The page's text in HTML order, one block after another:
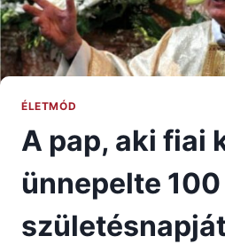
ÉLETMÓD
A pap, aki fiai
ünnepelte